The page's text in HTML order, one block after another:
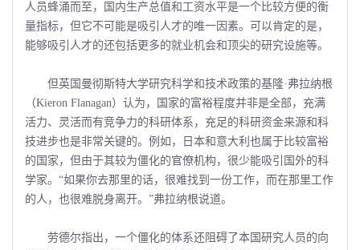
人员蜂涌而至，国内生产总值和工资水平是一个比较方便的衡
量指标，但它不可能是吸引人才的唯一因素。可以肯定的是，
能够吸引人才的还包括更多的就业机会和顶尖的研究设施等。
但英国曼彻斯特大学研究科学和技术政策的基隆·弗拉纳根
（Kieron Flanagan）认为，国家的富裕程度并非是全部，充满
活力、灵活而有竞争力的科研体系，充足的科研资金来源和科
技进步也是非常关键的。例如，日本和意大利也属于比较富裕
的国家，但由于其较为僵化的官僚机构，很少能吸引国外的科
学家。“如果你去那里的话，很难找到一份工作，而在那里工作
的人，也很难脱身离开。”弗拉纳根说道。
劳德尔指出，一个僵化的体系还阻碍了本国研究人员的向